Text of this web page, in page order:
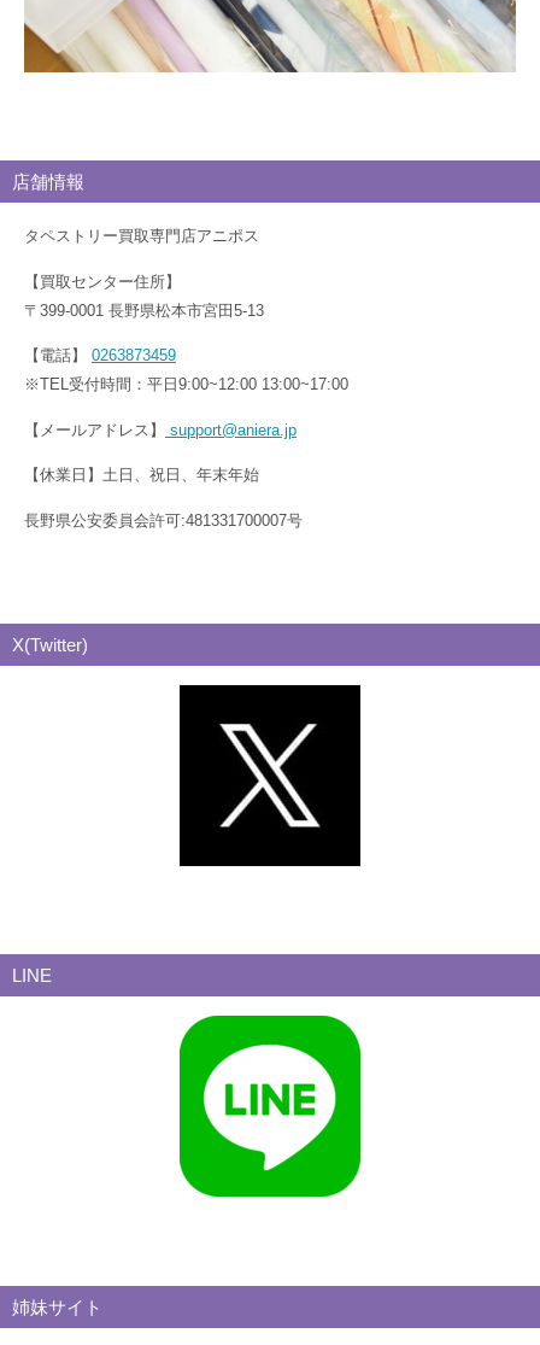
店舗情報
タペストリー買取専門店アニポス
【買取センター住所】
〒399-0001 長野県松本市宮田5-13
【電話】 0263873459
※TEL受付時間：平日9:00~12:00 13:00~17:00
【メールアドレス】 support@aniera.jp
【休業日】土日、祝日、年末年始
長野県公安委員会許可:481331700007号
X(Twitter)
LINE
姉妹サイト